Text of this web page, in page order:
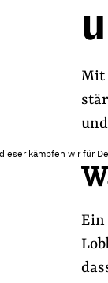
Mit
kämpfen wir für
Ein